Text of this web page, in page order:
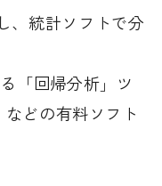
統計ソフトで分
「回帰分析」ツ
どの有料ソフト